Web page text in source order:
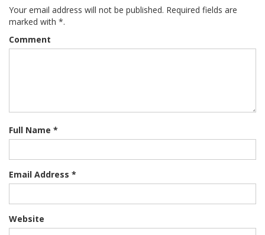
Your email address will not be published. Required fields are
marked with *.
Comment
Full Name *
Email Address *
Website